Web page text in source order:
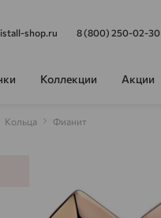
shop.ru 8 (800) 250-02-30
Коллекции Акции
Кольца Фианит